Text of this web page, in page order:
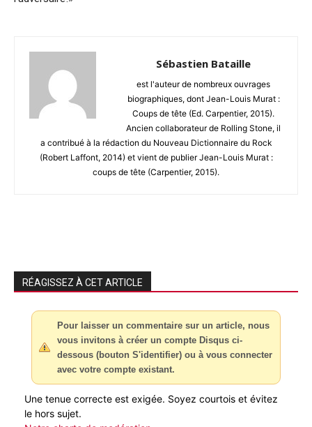
Sébastien Bataille
est l'auteur de nombreux ouvrages
biographiques, dont Jean-Louis Murat :
Coups de tête (Ed. Carpentier, 2015).
Ancien collaborateur de Rolling Stone, il
a contribué à la rédaction du Nouveau Dictionnaire du Rock
(Robert Laffont, 2014) et vient de publier Jean-Louis Murat :
coups de tête (Carpentier, 2015).
RÉAGISSEZ À CET ARTICLE
Pour laisser un commentaire sur un article, nous
vous invitons à créer un compte Disqus ci-
dessous (bouton S'identifier) ou à vous connecter
avec votre compte existant.
Une tenue correcte est exigée. Soyez courtois et évitez
le hors sujet.